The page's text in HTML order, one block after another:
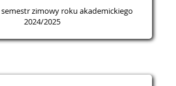
zimowy roku akademickiego
2024/2025